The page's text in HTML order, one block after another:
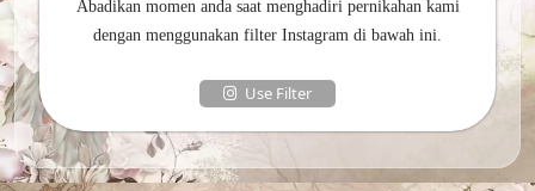
Abadikan momen anda saat menghadiri pernikahan kami
dengan menggunakan filter Instagram di bawah ini.
Use Filter